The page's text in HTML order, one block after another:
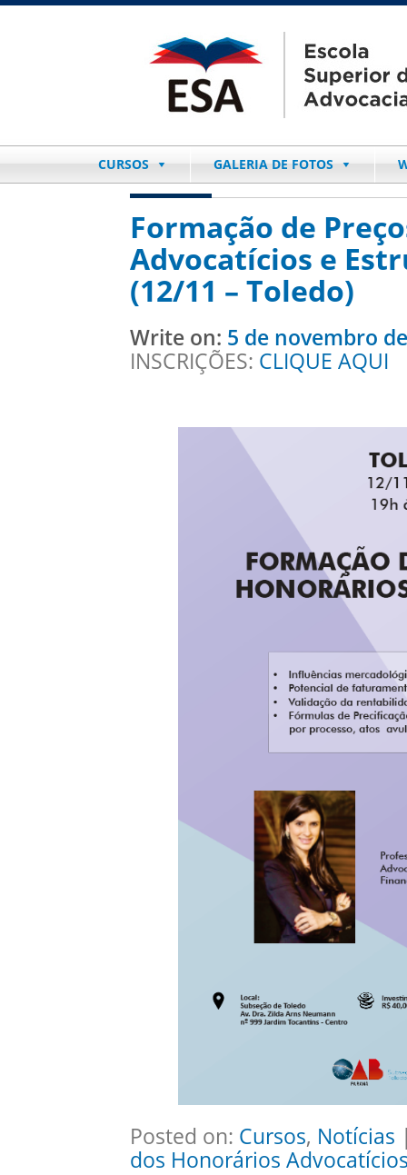
CURSOS GALERIA DE FOTOS
Formação de
Advocatícios e
(12/11 – Toledo)
Write on: 5 de novembro
INSCRIÇÕES: CLIQUE AQUI
Posted on: Cursos, Notícias
dos Honorários